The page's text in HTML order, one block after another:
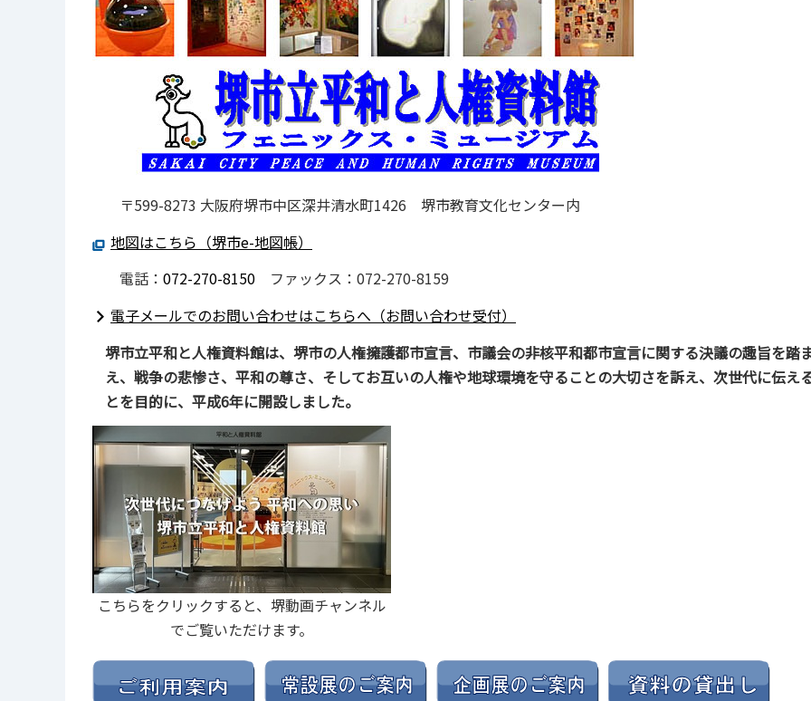
〒599-8273 大阪府堺市中区深井清水町1426 堺市教育文化センター内
地図はこちら（堺市e-地図帳）
電話： 072-270-8150ファックス：072-270-8159
電子メールでのお問い合わせはこちらへ（お問い合わせ受付）
堺市立平和と人権資料館は、堺市の人権擁護都市宣言、市議会の非核平和都市宣言に関する決議の趣旨を踏
え、戦争の悲惨さ、平和の尊さ、そしてお互いの人権や地球環境を守ることの大切さを訴え、次世代に伝え
とを目的に、平成6年に開設しました。
こちらをクリックすると、堺動画チャンネル
でご覧いただけます。